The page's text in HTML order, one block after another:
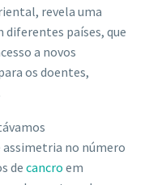
revela uma
diferentes países, que
a novos
os doentes,
no número
de cancro em